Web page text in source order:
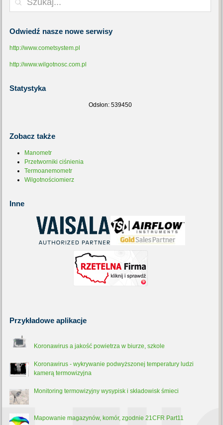
Odwiedź nasze nowe serwisy
http://www.cometsystem.pl
http://www.wilgotnosc.com.pl
Statystyka
Odsłon: 539450
Zobacz także
Manometr
Przetworniki ciśnienia
Termoanemometr
Wilgotnościomierz
Inne
Przykładowe aplikacje
Koronawirus a jakość powietrza w biurze, szkole
Koronawirus - wykrywanie podwyższonej temperatury ludzi
kamerą termowizyjna
Monitoring termowizyjny wysypisk i składowisk śmieci
Mapowanie magazynów, komór, zgodnie 21CFR Part11